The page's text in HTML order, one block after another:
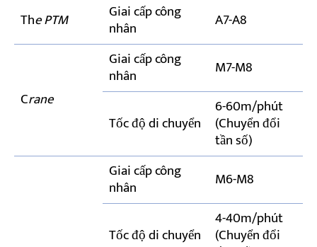
The PTM Giai cấp công
nhân A7-A8
Crane
Giai cấp công
nhân M7-M8
Tốc độ di chuyển
6-60m/phút
(Chuyển đổi
tần số)
Giai cấp công
nhân M6-M8
Tốc độ di chuyển
4-40m/phút
(Chuyển đổi